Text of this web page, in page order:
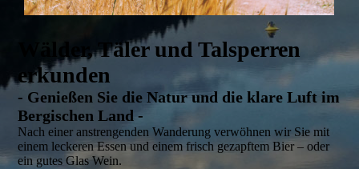
Wälder, Täler und Talsperren
erkunden
- Genießen Sie die Natur und die klare Luft im
Bergischen Land -
Nach einer anstrengenden Wanderung verwöhnen wir Sie mit
einem leckeren Essen und einem frisch gezapftem Bier – oder
ein gutes Glas Wein.